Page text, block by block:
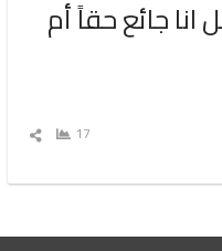
جائع حقاً أم
17
شارك